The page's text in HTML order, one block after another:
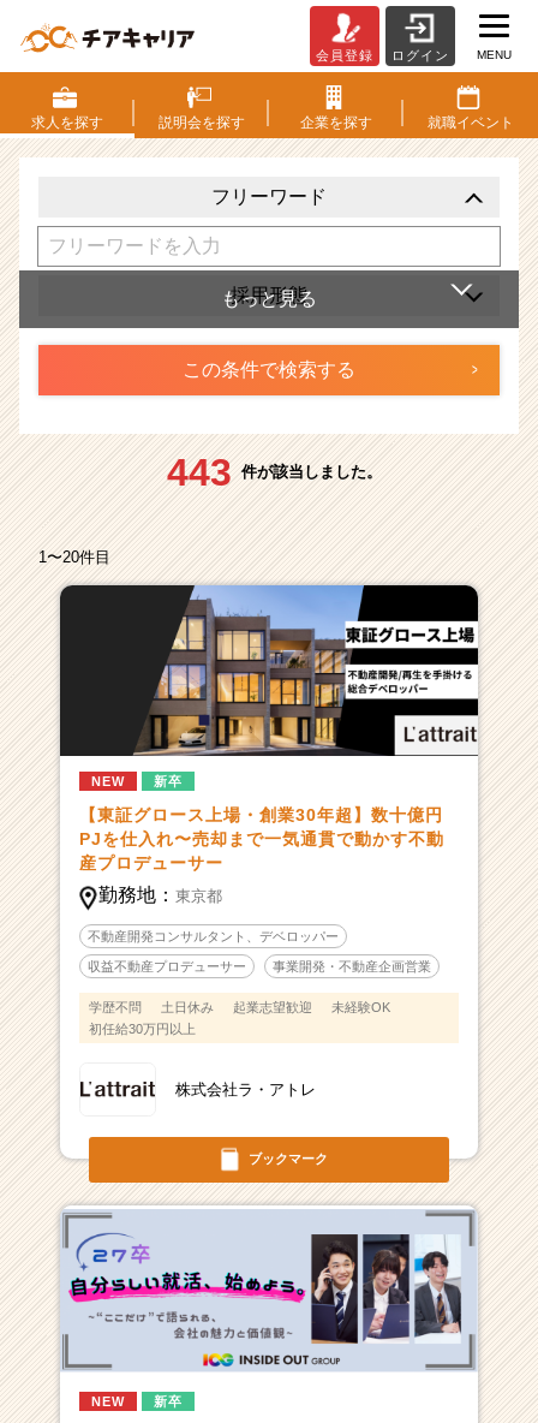
事・
求
人
索
ベ
ン
ー・
成
長
か
ト
が
届
く
就
活
サ
チ
ア
キ
ャ
リ
ア
（CheerCareer）
会員登録 ログイン MENU
求人を探す 説明会を探す 企業を探す 就職イベント
フリーワード
採用形態
443 件が該当しました。
1〜20件目
ブックマーク
NEW 新卒
【東証グロース上場・創業30年超】数十億円
PJを仕入れ〜売却まで一気通貫で動かす不動
産プロデューサー
勤務地： 東京都
不動産開発コンサルタント、デベロッパー
収益不動産プロデューサー 事業開発・不動産企画営業
学歴不問 土日休み 起業志望歓迎
未経験OK
初任給30万円以上
株式会社ラ・アトレ
NEW 新卒